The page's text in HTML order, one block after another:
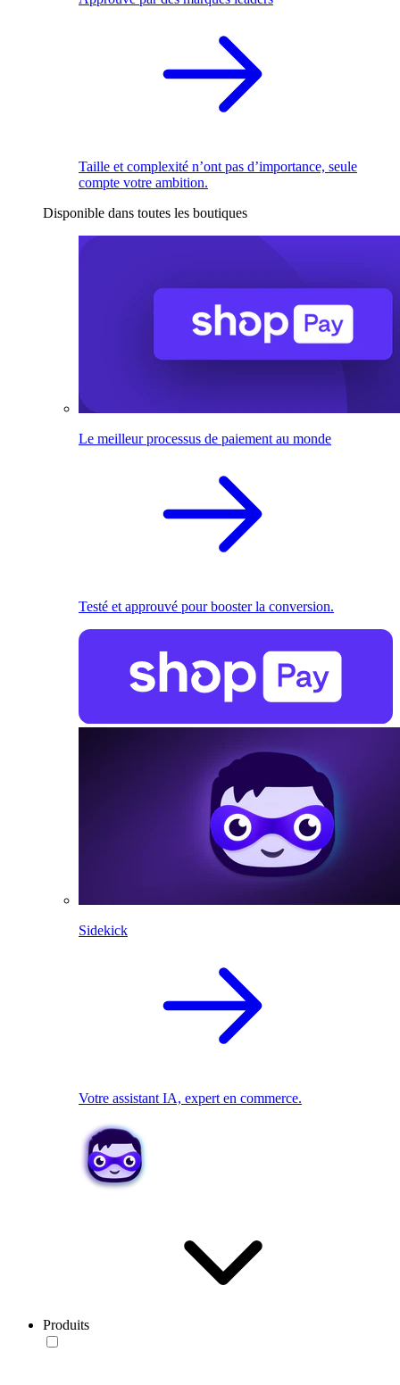
Taille et complexité n’ont pas d’importance, seule
compte votre ambition.
Disponible dans toutes les boutiques
Le meilleur processus de paiement au monde
Testé et approuvé pour booster la conversion.
Sidekick
Votre assistant IA, expert en commerce.
Produits